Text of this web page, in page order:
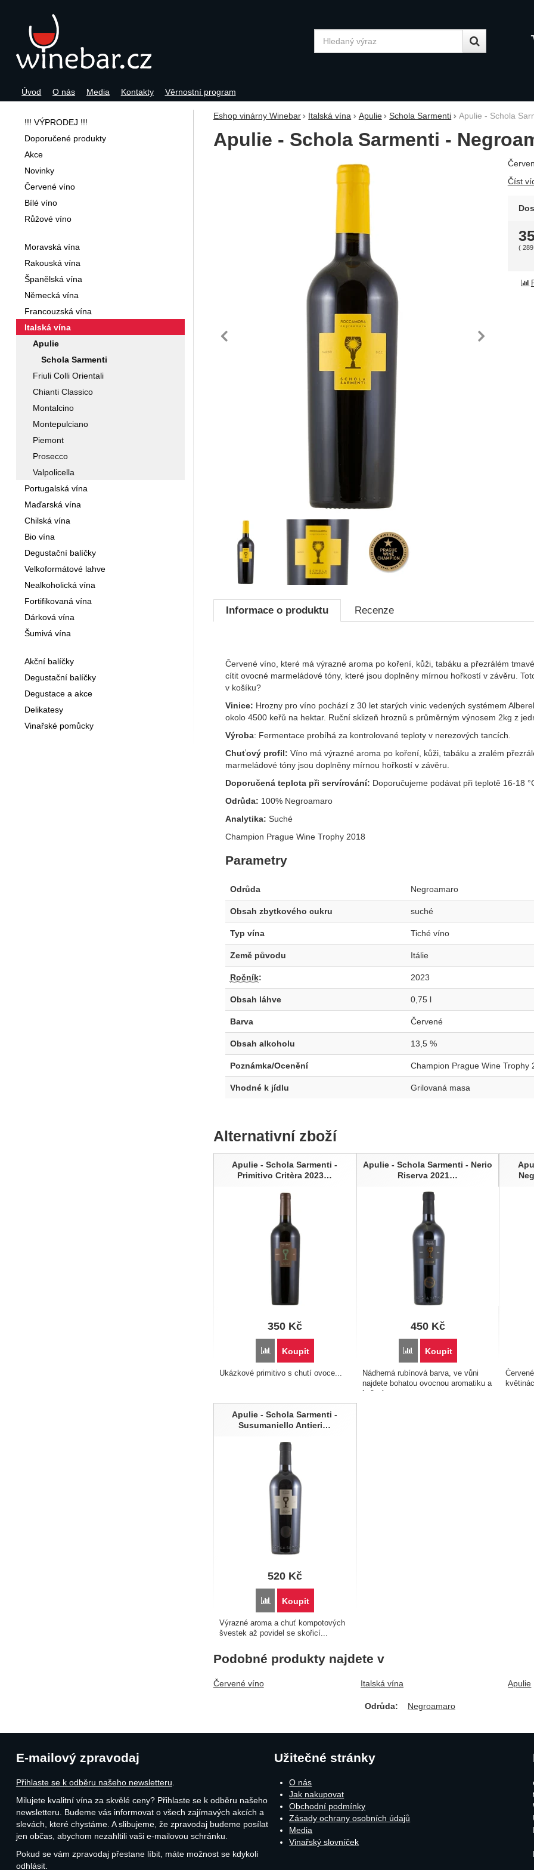
Eshop vinárny Winebar Italská vína Apulie Schola Sarmenti Apulie - Schola
Apulie - Schola Sarmenti -
předchozí
Fotografie
Číst
(
Informace o produktu Recenze
Červené víno, které má výrazné aroma po koření, kůži, tabáku a přezrálém
cítit ovocné marmeládové tóny, které jsou doplněny mírnou hořkostí v závěru.
v košíku?
Vinice: Hrozny pro víno pochází z 30 let starých vinic vedených systémem
okolo 4500 keřů na hektar. Ruční sklizeň hroznů s průměrným výnosem 2kg z
Výroba: Fermentace probíhá za kontrolované teploty v nerezových tancích.
Chuťový profil: Víno má výrazné aroma po koření, kůži, tabáku a zralém
marmeládové tóny jsou doplněny mírnou hořkostí v závěru.
Doporučená teplota při servírování: Doporučujeme podávat při teplotě 16-18
Odrůda: 100% Negroamaro
Analytika: Suché
Champion Prague Wine Trophy 2018
Parametry
Odrůda Negroamaro
Obsah zbytkového cukru suché
Typ vína Tiché víno
Země původu Itálie
Ročník: 2023
Obsah láhve 0,75 l
Barva Červené
Obsah alkoholu 13,5 %
Poznámka/Ocenění Champion Prague Wine Trophy
Vhodné k jídlu Grilovaná masa
Alternativní zboží
Apulie - Schola Sarmenti -
Primitivo Critèra 2023…
350 Kč
Porovnat
Koupit
Ukázkové primitivo s chutí ovoce...
Apulie - Schola Sarmenti - Nerio
Riserva 2021…
450 Kč
Porovnat
Koupit
Nádherná rubínová barva, ve vůni
najdete bohatou ovocnou aromatiku a
koření...
Apulie - Schola Sarmenti -
Susumaniello Antieri…
520 Kč
Porovnat
Koupit
Výrazné aroma a chuť kompotových
švestek až povidel se skořicí...
Podobné produkty najdete v
Červené víno Italská vína Apulie
Odrůda: Negroamaro
!!! VÝPRODEJ !!!
Doporučené produkty
Akce
Novinky
Červené víno
Bílé víno
Růžové víno
Moravská vína
Rakouská vína
Španělská vína
Německá vína
Francouzská vína
Italská vína
Apulie
Schola Sarmenti
Friuli Colli Orientali
Chianti Classico
Montalcino
Montepulciano
Piemont
Prosecco
Valpolicella
Portugalská vína
Maďarská vína
Chilská vína
Bio vína
Degustační balíčky
Velkoformátové lahve
Nealkoholická vína
Fortifikovaná vína
Dárková vína
Šumivá vína
Akční balíčky
Degustační balíčky
Degustace a akce
Delikatesy
Vinařské pomůcky
Navigace
Úvod O nás Media Kontakty Věrnostní program
Vyhledávání
E-mailový zpravodaj
Přihlaste se k odběru našeho newsletteru
Milujete kvalitní vína za skvělé ceny? Přihlaste se k odběru našeho
newsletteru. Budeme vás informovat o všech zajímavých akcích a
slevách, které chystáme. A slibujeme, že zpravodaj budeme posílat
jen občas, abychom nezahltili vaši e-mailovou schránku.
Pokud se vám zpravodaj přestane líbit, máte možnost se kdykoli
odhlásit.
Užitečné stránky
O nás
Jak nakupovat
Obchodní podmínky
Zásady ochrany osobních údajů
Media
Vinařský slovníček